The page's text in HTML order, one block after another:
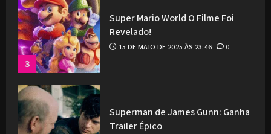
3
Super Mario World O Filme Foi
Revelado!
15 DE MAIO DE 2025 ÀS 23:46 0
Superman de James Gunn: Ganha
Trailer Épico